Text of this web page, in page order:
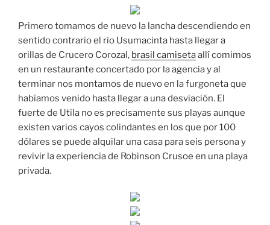
Primero tomamos de nuevo la lancha descendiendo en
sentido contrario el río Usumacinta hasta llegar a
orillas de Crucero Corozal, brasil camisetaallí comimos
en un restaurante concertado por la agencia y al
terminar nos montamos de nuevo en la furgoneta que
habíamos venido hasta llegar a una desviación. El
fuerte de Utila no es precisamente sus playas aunque
existen varios cayos colindantes en los que por 100
dólares se puede alquilar una casa para seis persona y
revivir la experiencia de Robinson Crusoe en una playa
privada.